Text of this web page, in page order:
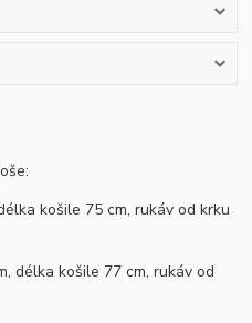
košile 75 cm, rukáv od krku
délka košile 77 cm, rukáv od